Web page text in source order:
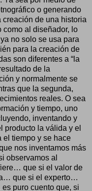
o generando
de una historia
como al diseñador, lo
no solo se usa para
para la creación de
son diferentes a “la
de la
y normalmente se
que la segunda,
reales. O sea
y tiempo, uno
inventando y
producto la válida y el
el tiempo y se hace
nos inventamos más
observamos al
que si el valor de
que si el experto…
puro cuento que, si